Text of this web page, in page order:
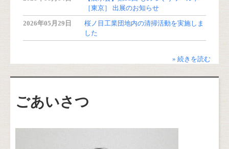
［東京］ 出展のお知らせ
2026年05月29日
桜ノ目工業団地内の清掃活動を実施しま
した
» 続きを読む
ごあいさつ